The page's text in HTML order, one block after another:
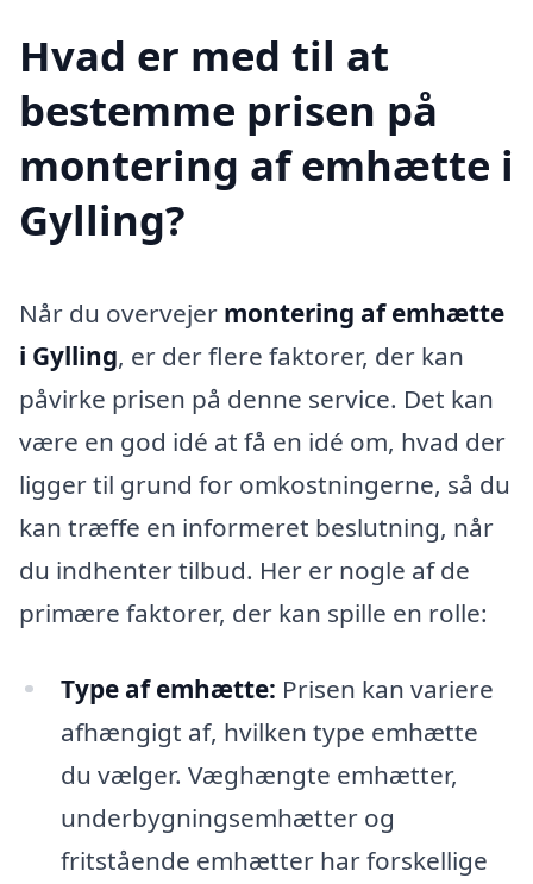
Hvad er med til at
bestemme prisen på
montering af emhætte i
Gylling?
Når du overvejer montering af emhætte
i Gylling, er der flere faktorer, der kan
påvirke prisen på denne service. Det kan
være en god idé at få en idé om, hvad der
ligger til grund for omkostningerne, så du
kan træffe en informeret beslutning, når
du indhenter tilbud. Her er nogle af de
primære faktorer, der kan spille en rolle:
Type af emhætte: Prisen kan variere
afhængigt af, hvilken type emhætte
du vælger. Væghængte emhætter,
underbygningsemhætter og
fritstående emhætter har forskellige